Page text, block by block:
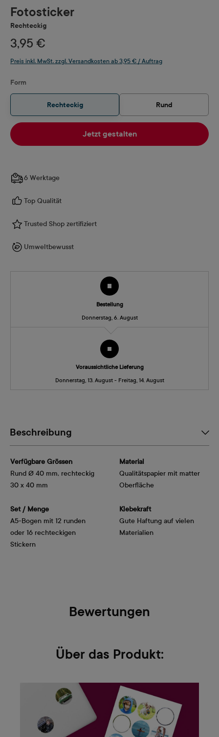
Fotosticker
Rechteckig
3,95 €
Preis inkl. MwSt. zzgl. Versandkosten ab 3,95 € / Auftrag
Form
Rechteckig Rund
Jetzt gestalten
6 Werktage
Top Qualität
Trusted Shop zertifiziert
Umweltbewusst
Bestellung
Donnerstag, 6. August
Voraussichtliche Lieferung
Donnerstag, 13. August - Freitag, 14. August
Beschreibung
Verfügbare Grössen
Rund Ø 40 mm, rechteckig
30 x 40 mm
Set / Menge
A5-Bogen mit 12 runden
oder 16 rechteckigen
Material
Qualitätspapier mit matter
Oberfläche
Klebekraft
Gute Haftung auf vielen
Materialien
Bewertungen
Über das Produkt: